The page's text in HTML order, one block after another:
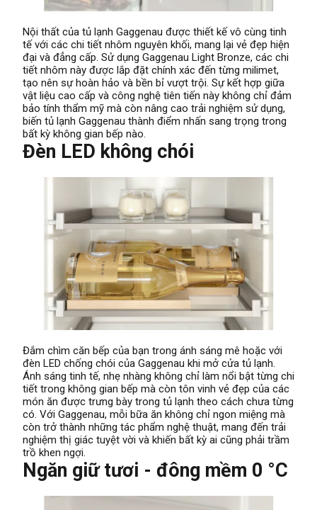
Nội thất của tủ lạnh Gaggenau được thiết kế vô cùng tinh
tế với các chi tiết nhôm nguyên khối, mang lại vẻ đẹp hiện
đại và đẳng cấp. Sử dụng Gaggenau Light Bronze, các chi
tiết nhôm này được lắp đặt chính xác đến từng milimet,
tạo nên sự hoàn hảo và bền bỉ vượt trội. Sự kết hợp giữa
vật liệu cao cấp và công nghệ tiên tiến này không chỉ đảm
bảo tính thẩm mỹ mà còn nâng cao trải nghiệm sử dụng,
biến tủ lạnh Gaggenau thành điểm nhấn sang trọng trong
bất kỳ không gian bếp nào.
Đèn LED không chói
Đắm chìm căn bếp của bạn trong ánh sáng mê hoặc với
đèn LED chống chói của Gaggenau khi mở cửa tủ lạnh.
Ánh sáng tinh tế, nhẹ nhàng không chỉ làm nổi bật từng chi
tiết trong không gian bếp mà còn tôn vinh vẻ đẹp của các
món ăn được trưng bày trong tủ lạnh theo cách chưa từng
có. Với Gaggenau, mỗi bữa ăn không chỉ ngon miệng mà
còn trở thành những tác phẩm nghệ thuật, mang đến trải
nghiệm thị giác tuyệt vời và khiến bất kỳ ai cũng phải trầm
trồ khen ngợi.
Ngăn giữ tươi - đông mềm 0 °C